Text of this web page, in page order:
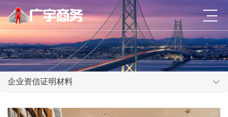
企业资信证明材料